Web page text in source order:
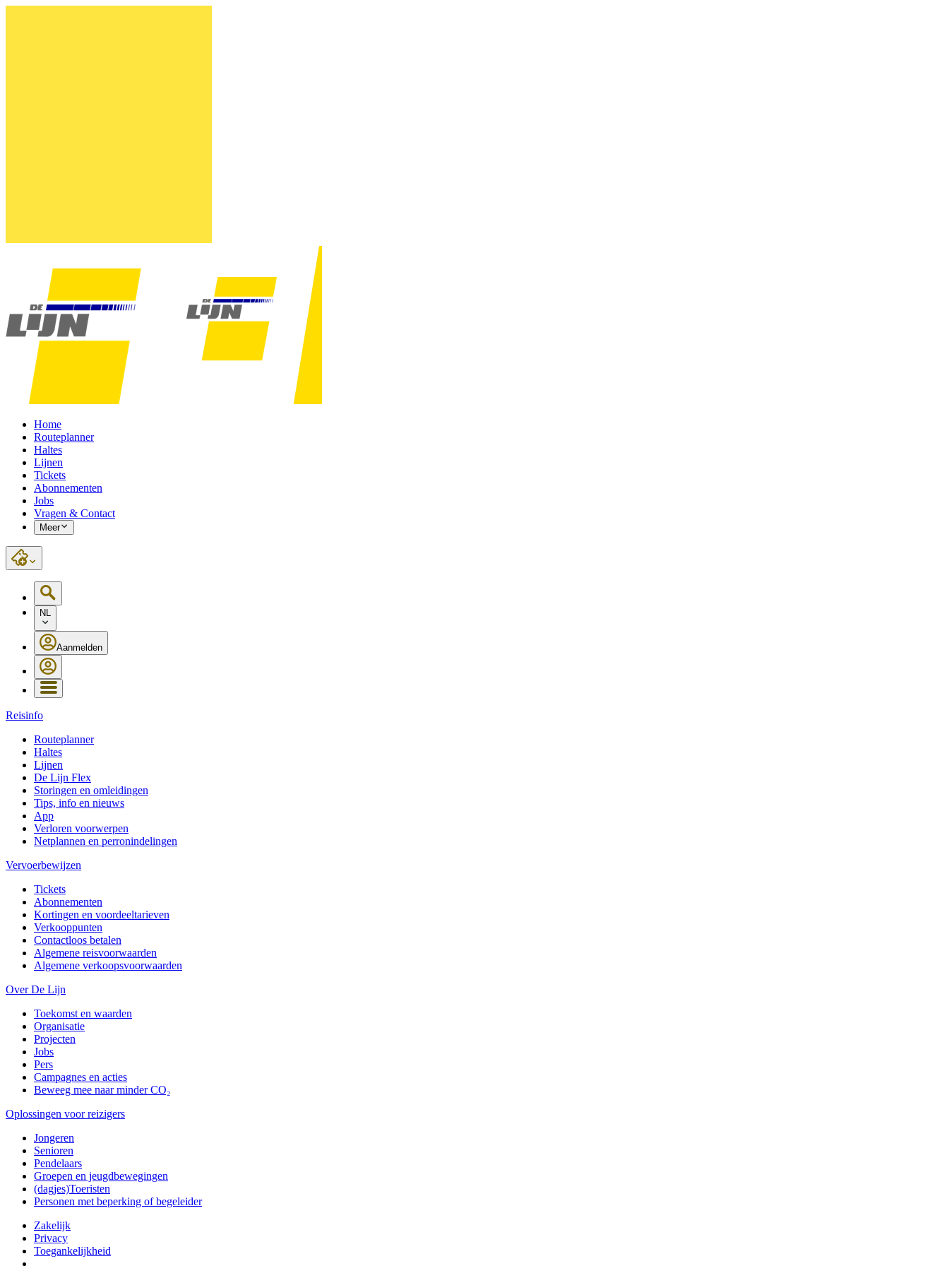
Home
Routeplanner
Haltes
Lijnen
Tickets
Abonnementen
Jobs
Vragen & Contact
Meer
NL
Aanmelden
Reisinfo
Routeplanner
Haltes
Lijnen
De Lijn Flex
Storingen en omleidingen
Tips, info en nieuws
App
Verloren voorwerpen
Netplannen en perronindelingen
Vervoerbewijzen
Tickets
Abonnementen
Kortingen en voordeeltarieven
Verkooppunten
Contactloos betalen
Algemene reisvoorwaarden
Algemene verkoopsvoorwaarden
Over De Lijn
Toekomst en waarden
Organisatie
Projecten
Jobs
Pers
Campagnes en acties
Beweeg mee naar minder CO₂
Oplossingen voor reizigers
Jongeren
Senioren
Pendelaars
Groepen en jeugdbewegingen
(dagjes)Toeristen
Personen met beperking of begeleider
Zakelijk
Privacy
Toegankelijkheid